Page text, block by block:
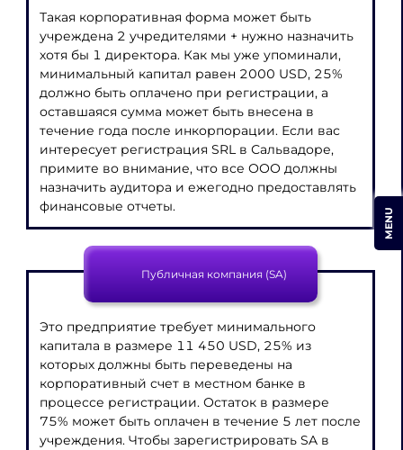
Такая корпоративная форма может быть
учреждена 2 учредителями + нужно назначить
хотя бы 1 директора. Как мы уже упоминали,
минимальный капитал равен 2000 USD, 25%
должно быть оплачено при регистрации, а
оставшаяся сумма может быть внесена в
течение года после инкорпорации. Если вас
интересует регистрация SRL в Сальвадоре,
примите во внимание, что все ООО должны
назначить аудитора и ежегодно предоставлять
финансовые отчеты.
Публичная компания (SA)
Это предприятие требует минимального
капитала в размере 11 450 USD, 25% из
которых должны быть переведены на
корпоративный счет в местном банке в
процессе регистрации. Остаток в размере
75% может быть оплачен в течение 5 лет после
учреждения. Чтобы зарегистрировать SA в
MENU